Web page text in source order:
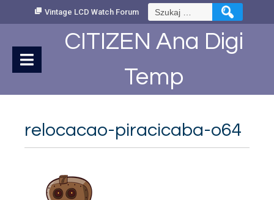
Vintage LCD Watch Forum Szukaj:
CITIZEN Ana Digi
Temp
relocacao-piracicaba-o64